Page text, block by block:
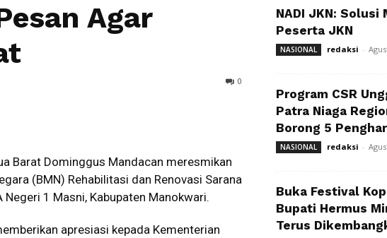
Agar
0
Barat Dominggus Mandacan meresmikan
(BMN) Rehabilitasi dan Renovasi Sarana
1 Masni, Kabupaten Manokwari.
apresiasi kepada Kementerian
NADI JKN: Solusi
Peserta JKN
NASIONAL redaksi -
Program CSR
Patra Niaga
Borong 5
NASIONAL redaksi -
Buka Festival
Bupati Hermus
Terus